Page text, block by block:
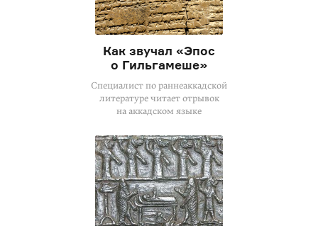
Как звучал «Эпос
о Гильгамеше»
Специалист по раннеаккадской
литературе читает отрывок
на аккадском языке